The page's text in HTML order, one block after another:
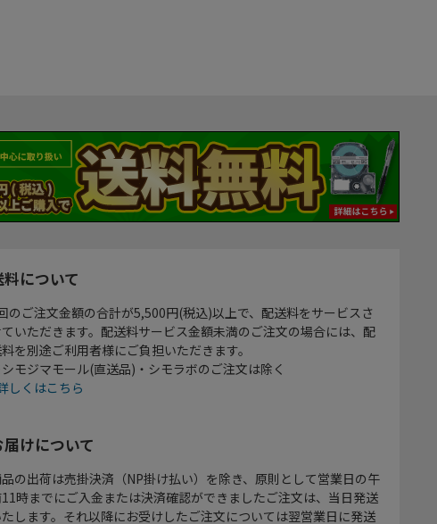
料について
のご注文金額の合計が5,500円(税込)以上で、配送料をサービスさ
いただきます。配送料サービス金額未満のご注文の場合には、配
を別途ご利用者様にご負担いただきます。
モジマモール(直送品)・シモラボのご注文は除く
しくはこちら
届けについて
の出荷は売掛決済（NP掛け払い）を除き、原則として営業日の午
時までにご入金または決済確認ができましたご注文は、当日発送
たします。それ以降にお受けしたご注文については翌営業日に発送